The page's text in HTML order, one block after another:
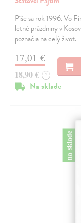
Píše sa rok 1996. Vo
letné prázdniny v
poznačia na celý život.
17,01 €
18,90 € ?
Na sklade
na sklade